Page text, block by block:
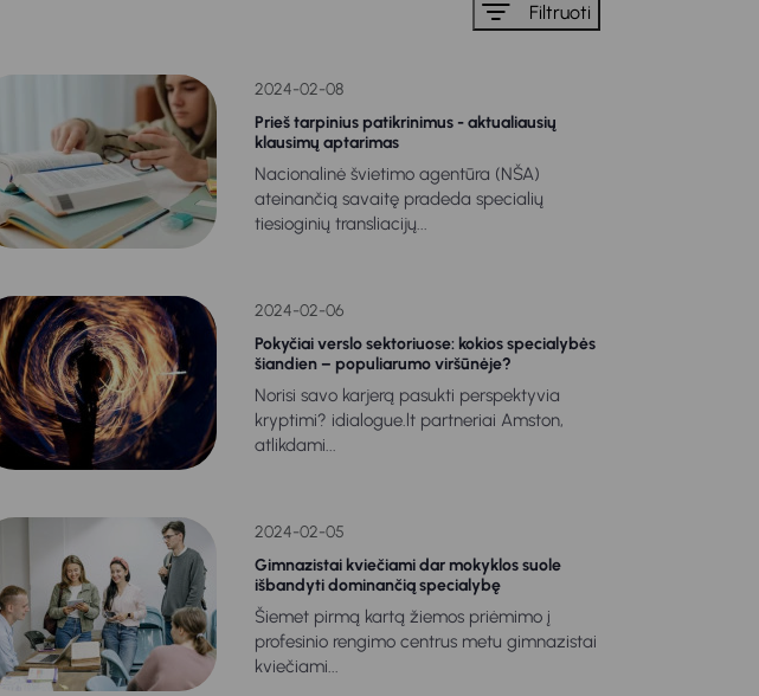
Filtruoti
2024-02-08
Prieš tarpinius patikrinimus - aktualiausių
klausimų aptarimas
Nacionalinė švietimo agentūra (NŠA)
ateinančią savaitę pradeda specialių
tiesioginių transliacijų...
2024-02-06
Pokyčiai verslo sektoriuose: kokios specialybės
šiandien – populiarumo viršūnėje?
Norisi savo karjerą pasukti perspektyvia
kryptimi? idialogue.lt partneriai Amston,
atlikdami...
2024-02-05
Gimnazistai kviečiami dar mokyklos suole
išbandyti dominančią specialybę
Šiemet pirmą kartą žiemos priėmimo į
profesinio rengimo centrus metu gimnazistai
kviečiami...